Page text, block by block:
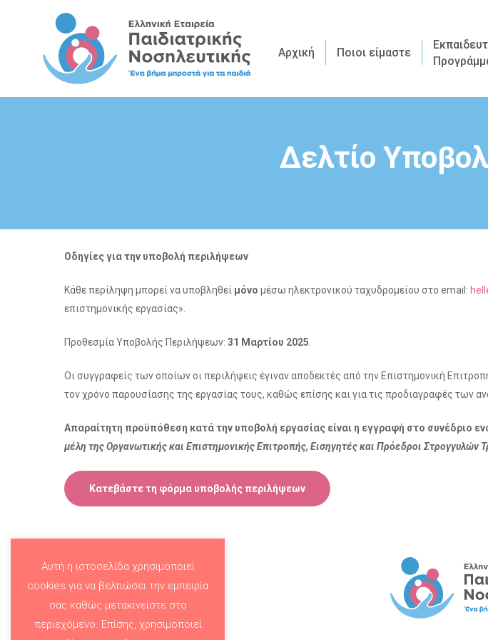
Αρχική Ποιοι είμαστε
Δελτίο
Οδηγίες για την υποβολή περιλήψεων
Κάθε περίληψη μπορεί να υποβληθεί μόνο μέσω ηλεκτρονικού ταχυδρομείου στο email:
επιστημονικής εργασίας».
Προθεσμία Υποβολής Περιλήψεων:31 Μαρτίου 2025
Οι συγγραφείς των οποίων οι περιλήψεις έγιναν αποδεκτές από την Επιστημονική
τον χρόνο παρουσίασης της εργασίας τους, καθώς επίσης και για τις προδιαγραφές των
Απαραίτητη προϋπόθεση κατά την υποβολή εργασίας είναι η εγγραφή στο συνέδριο
μέλη της Οργανωτικής και Επιστημονικής Επιτροπής, Εισηγητές και Πρόεδροι Στρογγυλών
Κατεβάστε τη φόρμα υποβολής περιλήψεων
Αυτή η ιστοσελίδα χρησιμοποιεί
cookies για να βελτιώσει την εμπειρία
σας καθώς μετακινείστε στο
περιεχόμενο. Επίσης, χρησιμοποιεί